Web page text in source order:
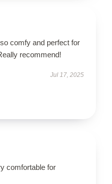
comfy and perfect for
recommend!
Jul 17, 2025
comfortable for